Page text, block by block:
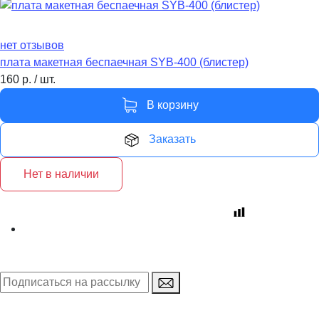
нет отзывов
плата макетная беcпаечная SYB-400 (блистер)
160 р. / шт.
В корзину
Заказать
Нет в наличии